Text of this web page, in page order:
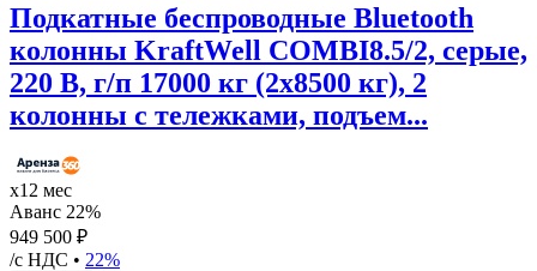
Подкатные беспроводные Bluetooth
колонны KraftWell COMBI8.5/2, серые,
220 В, г/п 17000 кг (2х8500 кг), 2
колонны с тележками, подъем...
х12 мес
Аванс 22%
949 500 ₽
/с НДС • 22%